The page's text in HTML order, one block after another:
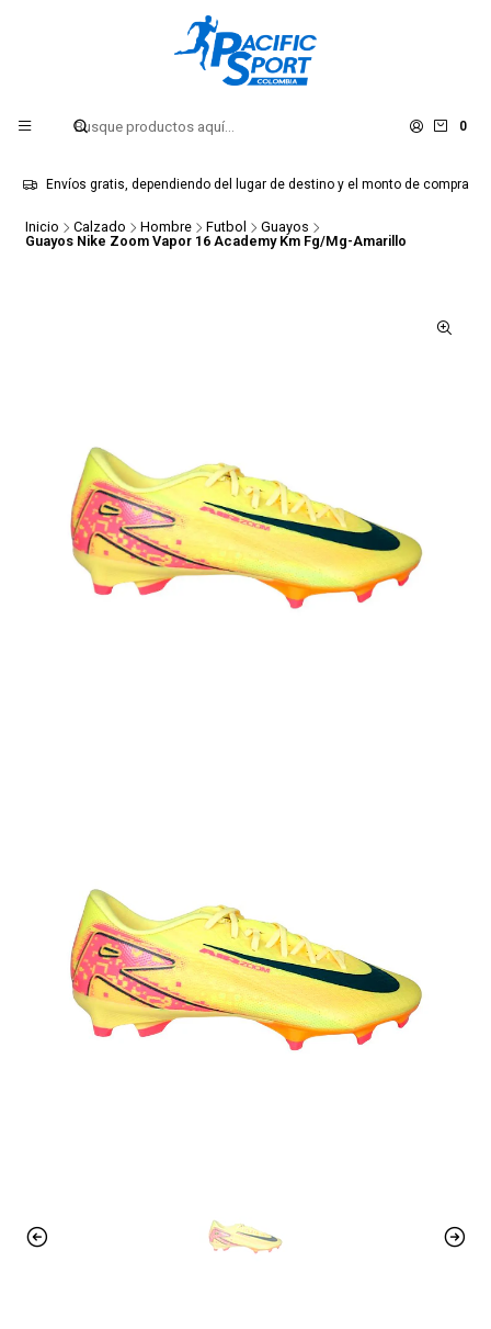
0
Envíos gratis, dependiendo del lugar de destino y el monto de compra
Inicio Calzado Hombre Futbol
Guayos
Guayos Nike Zoom Vapor 16 Academy Km Fg/Mg-Amarillo